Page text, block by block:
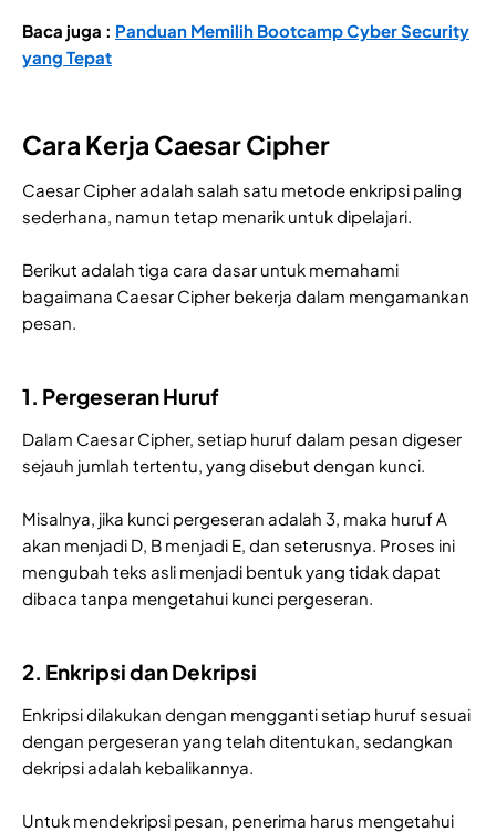
Baca juga : Panduan Memilih Bootcamp Cyber Security
yang Tepat
Cara Kerja Caesar Cipher
Caesar Cipher adalah salah satu metode enkripsi paling
sederhana, namun tetap menarik untuk dipelajari.
Berikut adalah tiga cara dasar untuk memahami
bagaimana Caesar Cipher bekerja dalam mengamankan
pesan.
1. Pergeseran Huruf
Dalam Caesar Cipher, setiap huruf dalam pesan digeser
sejauh jumlah tertentu, yang disebut dengan kunci.
Misalnya, jika kunci pergeseran adalah 3, maka huruf A
akan menjadi D, B menjadi E, dan seterusnya. Proses ini
mengubah teks asli menjadi bentuk yang tidak dapat
dibaca tanpa mengetahui kunci pergeseran.
2. Enkripsi dan Dekripsi
Enkripsi dilakukan dengan mengganti setiap huruf sesuai
dengan pergeseran yang telah ditentukan, sedangkan
dekripsi adalah kebalikannya.
Untuk mendekripsi pesan, penerima harus mengetahui